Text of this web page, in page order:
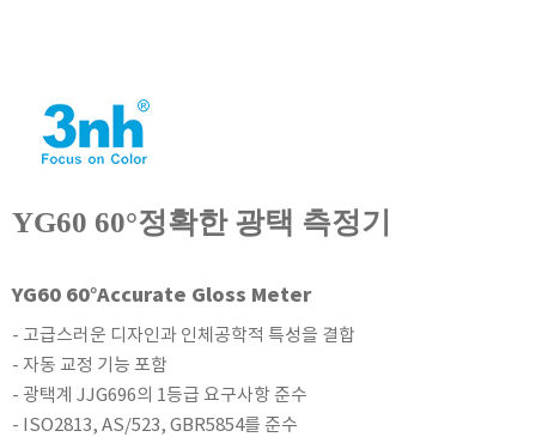
INFICON
INSMARK
JFE Advantech
KETT
KORNO
KYORITSU
Martens (GHM Group)
YG60 60°정확한 광택 측정기
YG60 60°Accurate Gloss Meter
- 고급스러운 디자인과 인체공학적 특성을 결합
- 자동 교정 기능 포함
- 광택계 JJG696의 1등급 요구사항 준수
- ISO2813, AS/523, GBR5854를 준수